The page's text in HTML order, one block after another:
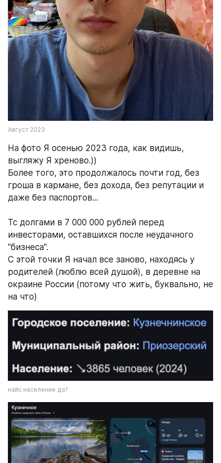
Август 2023
На фото Я осенью 2023 года, как видишь,
выгляжу Я хреново.))
Более того, это продолжалось почти год, без
гроша в кармане, без дохода, без репутации и
даже без паспортов...
Тс долгами в 7 000 000 рублей перед
инвесторами, оставшихся после неудачного
"бизнеса".
С этой точки Я начал все заново, находясь у
родителей (люблю всей душой), в деревне на
окраине России (потому что жить, буквально, не
на что)
найс население да?